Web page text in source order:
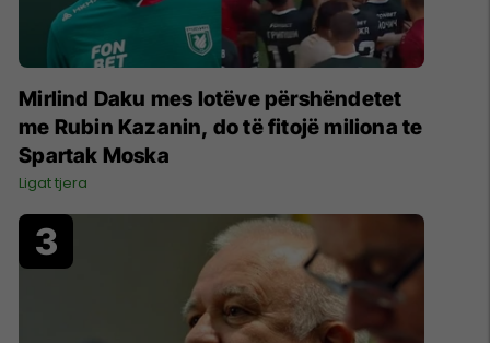
Mirlind Daku mes lotëve përshëndetet
me Rubin Kazanin, do të fitojë miliona te
Spartak Moska
Ligat tjera